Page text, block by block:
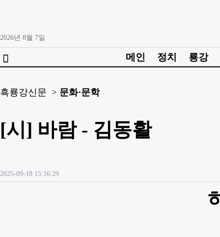
2026년 8월 7일
 메인 정치 룡강
흑룡강신문 > 문화·문학
[시] 바람 - 김동활
2025-09-18 15:16:29